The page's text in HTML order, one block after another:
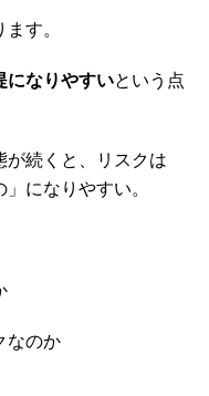
す。
になりやすいという点
が続くと、リスクは
になりやすい。
なのか